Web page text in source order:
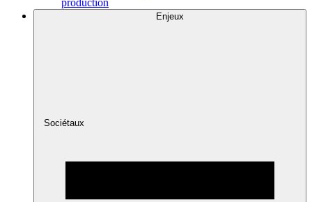
production
Enjeux
Sociétaux